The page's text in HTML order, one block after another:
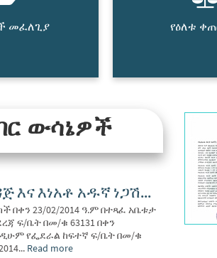
መፈለጊያ የዕለቱ
ውሳኔዎች
እና እነአቶ አዱኛ ነጋሽ...
በቀን 23/02/2014 ዓ.ም በተጻፈ አቤቱታ
ፍ/ቤት በመ/ቁ 63131 በቀን
የፌደራል ከፍተኛ ፍ/ቤት በመ/ቁ
Read more